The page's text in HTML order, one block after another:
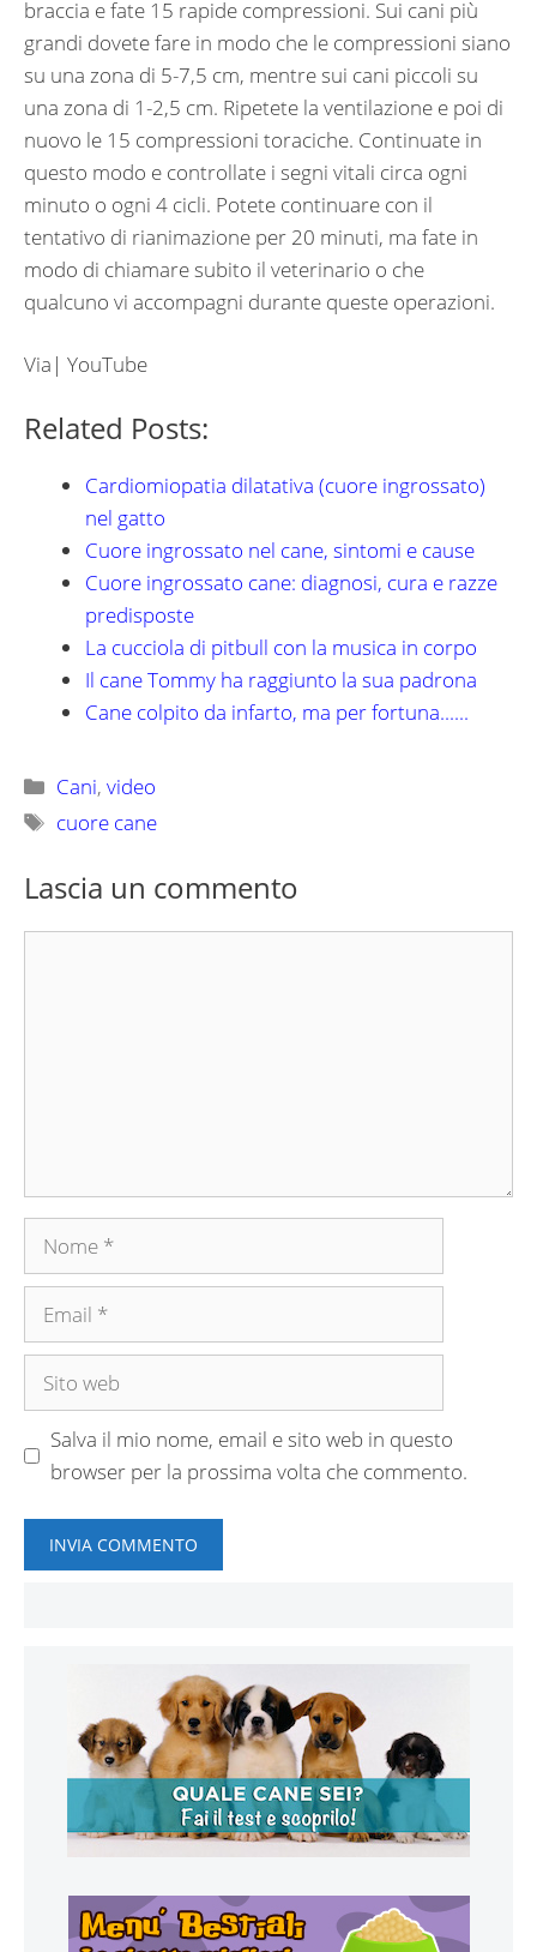
braccia e fate 15 rapide compressioni. Sui cani più
grandi dovete fare in modo che le compressioni siano
su una zona di 5-7,5 cm, mentre sui cani piccoli su
una zona di 1-2,5 cm. Ripetete la ventilazione e poi di
nuovo le 15 compressioni toraciche. Continuate in
questo modo e controllate i segni vitali circa ogni
minuto o ogni 4 cicli. Potete continuare con il
tentativo di rianimazione per 20 minuti, ma fate in
modo di chiamare subito il veterinario o che
qualcuno vi accompagni durante queste operazioni.
Via| YouTube
Related Posts:
Cardiomiopatia dilatativa (cuore ingrossato)
nel gatto
Cuore ingrossato nel cane, sintomi e cause
Cuore ingrossato cane: diagnosi, cura e razze
predisposte
La cucciola di pitbull con la musica in corpo
Il cane Tommy ha raggiunto la sua padrona
Cane colpito da infarto, ma per fortuna......
Categorie
Cani,video
Tag
cuore cane
Lascia un commento
Nome
Email
Sito
Salva il mio nome, email e sito web in questo
browser per la prossima volta che commento.